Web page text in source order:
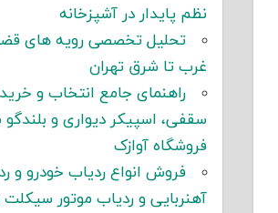
نظم پایدار در آشپزخانه
تحلیل تخصصی رویه های
غرب تا شرق تهران
راهنمای جامع انتخاب و
سقفی، اسپیکر دیواری و بلندگو
فروشگاه آوازک
فروش انواع ردیاب خودرو و
آهنربایی و ردیاب موتور